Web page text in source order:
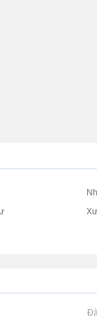
Rao vặt tại